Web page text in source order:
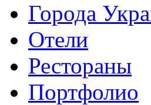
Города
Отели
Рестораны
Портфолио